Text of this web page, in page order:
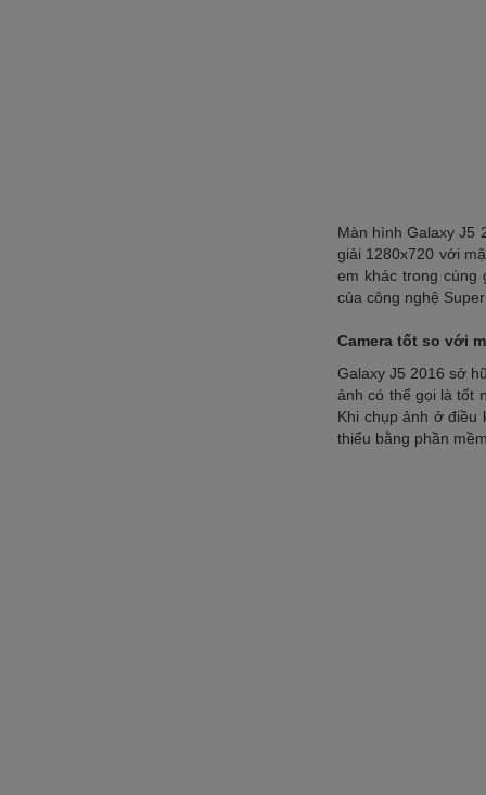
Màn hình Galaxy J5
giải 1280x720 với
em khác trong
của công nghệ
Camera tốt so với
Galaxy J5 2016 sở
ảnh có thể gọi là tốt
Khi chụp ảnh ở điều
thiểu bằng phần